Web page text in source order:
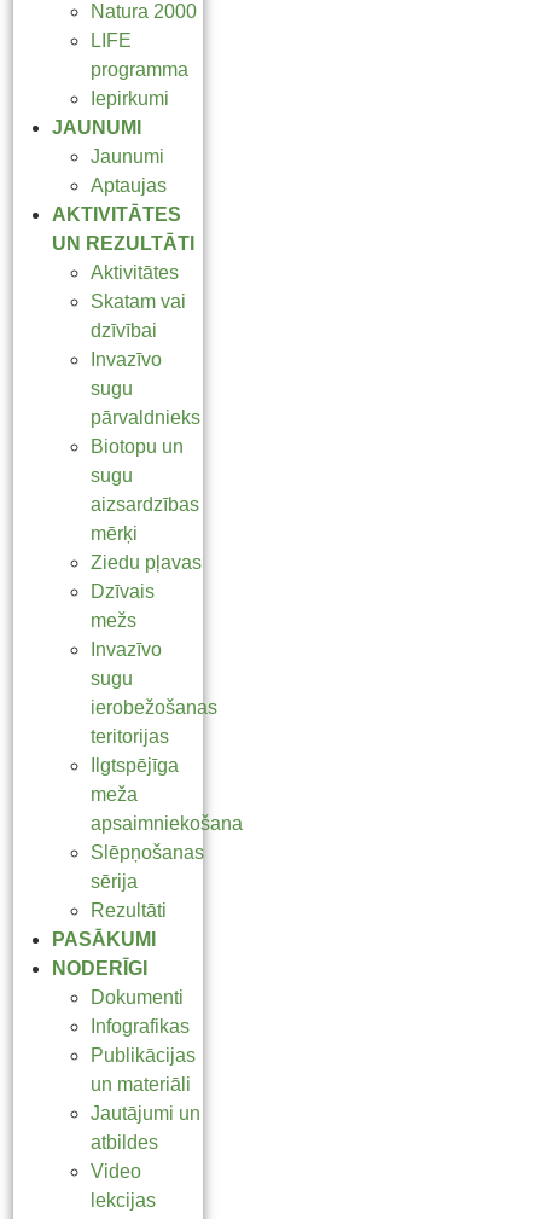
Natura 2000
LIFE
programma
Iepirkumi
JAUNUMI
Jaunumi
Aptaujas
AKTIVITĀTES
UN REZULTĀTI
Aktivitātes
Skatam vai
dzīvībai
Invazīvo
sugu
pārvaldnieks
Biotopu un
sugu
aizsardzības
mērķi
Ziedu pļavas
Dzīvais
mežs
Invazīvo
sugu
ierobežošanas
teritorijas
Ilgtspējīga
meža
apsaimniekošana
Slēpņošanas
sērija
Rezultāti
PASĀKUMI
NODERĪGI
Dokumenti
Infografikas
Publikācijas
un materiāli
Jautājumi un
atbildes
Video
lekcijas